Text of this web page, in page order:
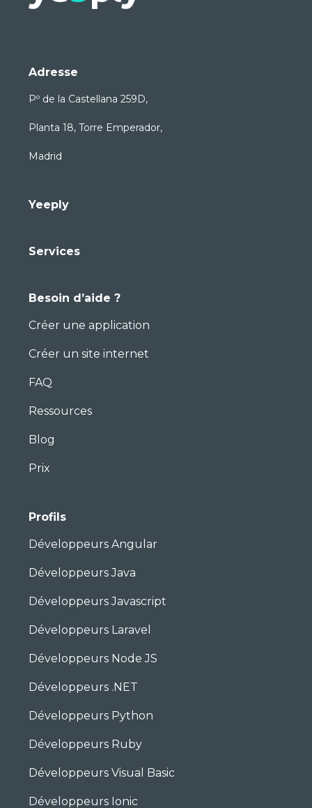
Adresse
Pº de la Castellana 259D,
Planta 18, Torre Emperador,
Madrid
Yeeply
Services
Besoin d’aide ?
Créer une application
Créer un site internet
FAQ
Ressources
Blog
Prix
Profils
Développeurs Angular
Développeurs Java
Développeurs Javascript
Développeurs Laravel
Développeurs Node JS
Développeurs .NET
Développeurs Python
Développeurs Ruby
Développeurs Visual Basic
Développeurs Ionic